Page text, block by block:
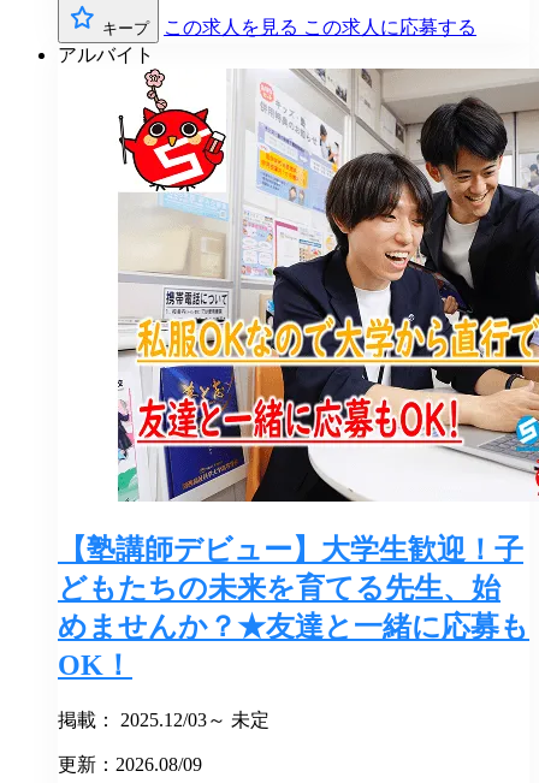
キープ この求人を見る この求人に応募する
アルバイト
【塾講師デビュー】大学生歓迎！子
どもたちの未来を育てる先生、始
めませんか？★友達と一緒に応募も
OK！
掲載： 2025.12/03～ 未定
更新：2026.08/09